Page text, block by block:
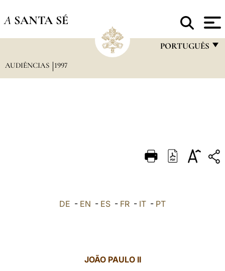
A SANTA SÉ
PORTUGUÊS
DEUTSCH
العربيّة
AUDIÊNCIAS 1997
DE - EN - ES - FR - IT - PT
JOÃO PAULO II